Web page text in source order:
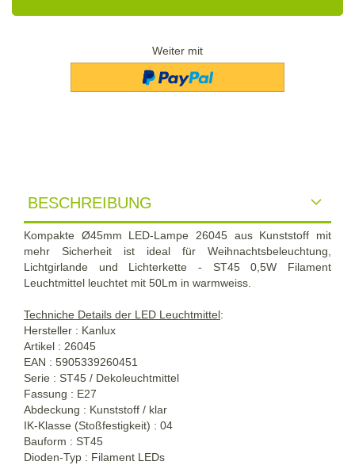
Weiter mit
BESCHREIBUNG
Kompakte Ø45mm LED-Lampe 26045 aus Kunststoff mit
mehr Sicherheit ist ideal für Weihnachtsbeleuchtung,
Lichtgirlande und Lichterkette - ST45 0,5W Filament
Leuchtmittel leuchtet mit 50Lm in warmweiss.
Techniche Details der LED Leuchtmittel:
Hersteller : Kanlux
Artikel : 26045
EAN : 5905339260451
Serie : ST45 / Dekoleuchtmittel
Fassung : E27
Abdeckung : Kunststoff / klar
IK-Klasse (Stoßfestigkeit) : 04
Bauform : ST45
Dioden-Typ : Filament LEDs